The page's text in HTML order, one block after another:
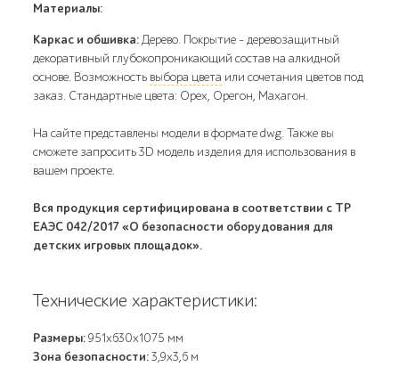
Материалы:
Каркас и обшивка:Дерево. Покрытие – деревозащитный
декоративный глубокопроникающий состав на алкидной
основе. Возможность выбора цвета или сочетания цветов под
заказ. Стандартные цвета: Орех, Орегон, Махагон.
На сайте представлены модели в формате dwg. Также вы
сможете запросить 3D модель изделия для использования в
вашем проекте.
Вся продукция сертифицирована в соответствии с ТР
ЕАЭС 042/2017 «О безопасности оборудования для
детских игровых площадок».
Технические характеристики:
Размеры:951х630х1075 мм
Зона безопасности:3,9х3,6 м